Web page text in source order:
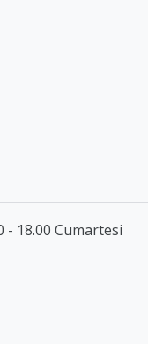
- 18.00 Cumartesi